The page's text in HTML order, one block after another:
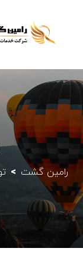
رامین گشت